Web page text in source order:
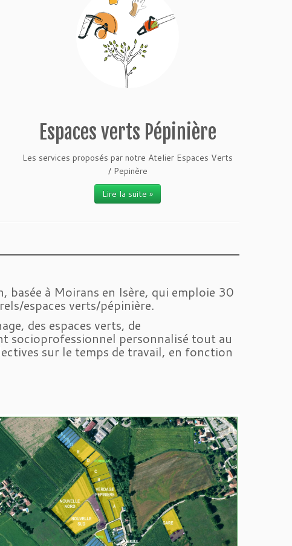
Espaces verts Pépinière
Les services proposés par notre Atelier Espaces Verts
/ Pepinère
Lire la suite »
basée à Moirans en Isère, qui emploie 30
espaces verts/pépinière.
des espaces verts, de
socioprofessionnel personnalisé tout au
sur le temps de travail, en fonction